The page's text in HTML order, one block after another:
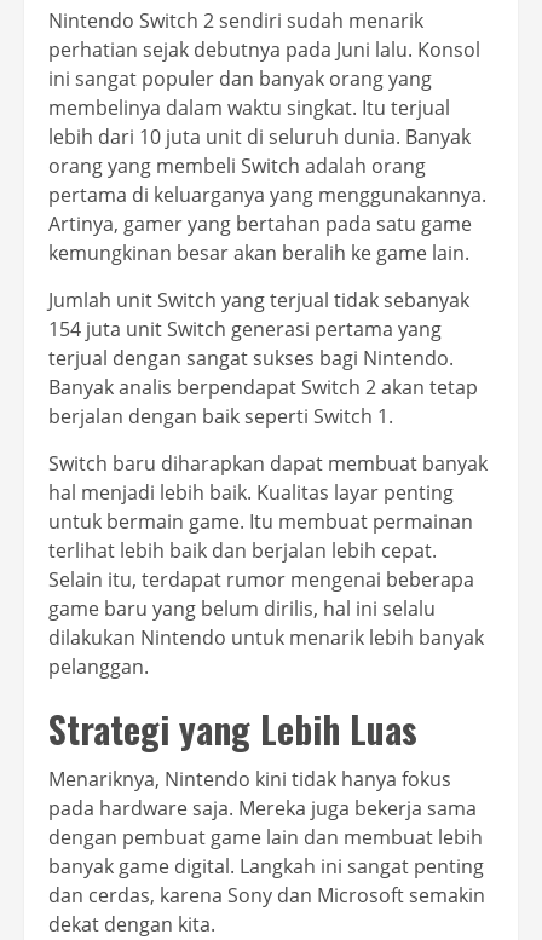
Nintendo Switch 2 sendiri sudah menarik
perhatian sejak debutnya pada Juni lalu. Konsol
ini sangat populer dan banyak orang yang
membelinya dalam waktu singkat. Itu terjual
lebih dari 10 juta unit di seluruh dunia. Banyak
orang yang membeli Switch adalah orang
pertama di keluarganya yang menggunakannya.
Artinya, gamer yang bertahan pada satu game
kemungkinan besar akan beralih ke game lain.
Jumlah unit Switch yang terjual tidak sebanyak
154 juta unit Switch generasi pertama yang
terjual dengan sangat sukses bagi Nintendo.
Banyak analis berpendapat Switch 2 akan tetap
berjalan dengan baik seperti Switch 1.
Switch baru diharapkan dapat membuat banyak
hal menjadi lebih baik. Kualitas layar penting
untuk bermain game. Itu membuat permainan
terlihat lebih baik dan berjalan lebih cepat.
Selain itu, terdapat rumor mengenai beberapa
game baru yang belum dirilis, hal ini selalu
dilakukan Nintendo untuk menarik lebih banyak
pelanggan.
Strategi yang Lebih Luas
Menariknya, Nintendo kini tidak hanya fokus
pada hardware saja. Mereka juga bekerja sama
dengan pembuat game lain dan membuat lebih
banyak game digital. Langkah ini sangat penting
dan cerdas, karena Sony dan Microsoft semakin
dekat dengan kita.